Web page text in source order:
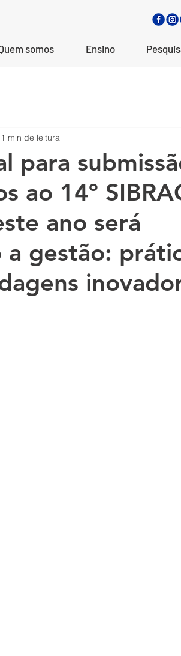
somos Ensino
para
ao 14º
ano será
a gestão:
1 min de leitura